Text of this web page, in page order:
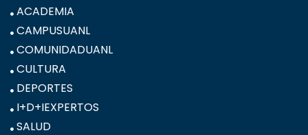
ACADEMIA
CAMPUSUANL
COMUNIDADUANL
CULTURA
DEPORTES
I+D+IEXPERTOS
SALUD